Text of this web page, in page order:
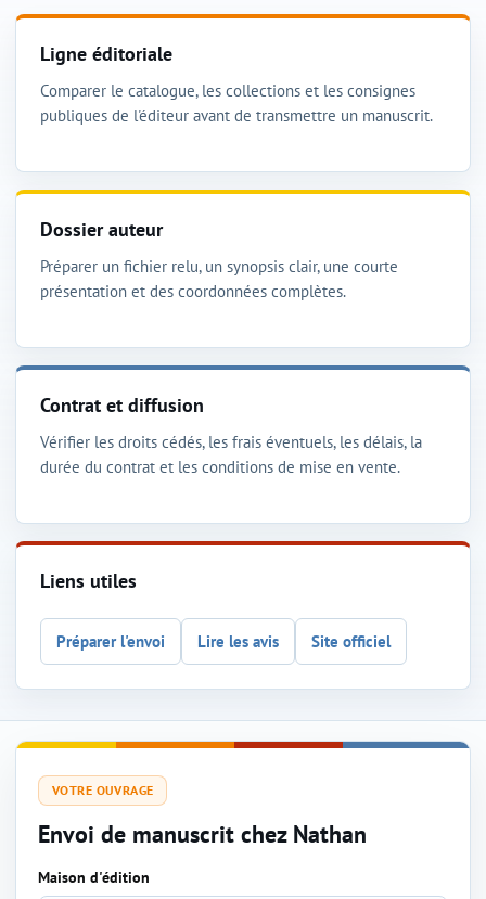
Ligne éditoriale
Comparer le catalogue, les collections et les consignes
publiques de l'éditeur avant de transmettre un manuscrit.
Dossier auteur
Préparer un fichier relu, un synopsis clair, une courte
présentation et des coordonnées complètes.
Contrat et diffusion
Vérifier les droits cédés, les frais éventuels, les délais, la
durée du contrat et les conditions de mise en vente.
Liens utiles
Préparer l'envoi Lire les avis Site officiel
VOTRE OUVRAGE
Envoi de manuscrit chez Nathan
Sélection de l'éditeur et du genre
Maison d'édition